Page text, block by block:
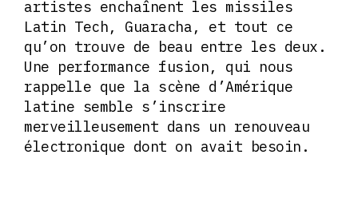
artistes enchaînent les missiles
Latin Tech, Guaracha, et tout ce
qu’on trouve de beau entre les deux.
Une performance fusion, qui nous
rappelle que la scène d’Amérique
latine semble s’inscrire
merveilleusement dans un renouveau
électronique dont on avait besoin.